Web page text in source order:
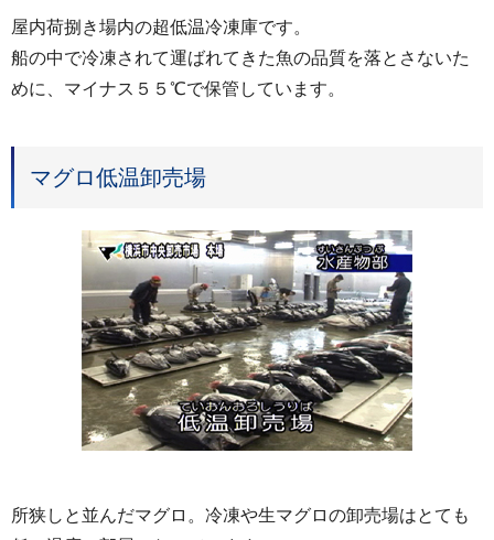
屋内荷捌き場内の超低温冷凍庫です。
船の中で冷凍されて運ばれてきた魚の品質を落とさないた
めに、マイナス５５℃で保管しています。
マグロ低温卸売場
所狭しと並んだマグロ。冷凍や生マグロの卸売場はとても